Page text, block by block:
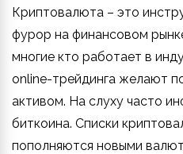
Криптовалюта – это
фурор на финансовом
многие кто работает в
online-трейдинга желают
активом. На слуху часто
биткоина. Списки
пополняются новыми